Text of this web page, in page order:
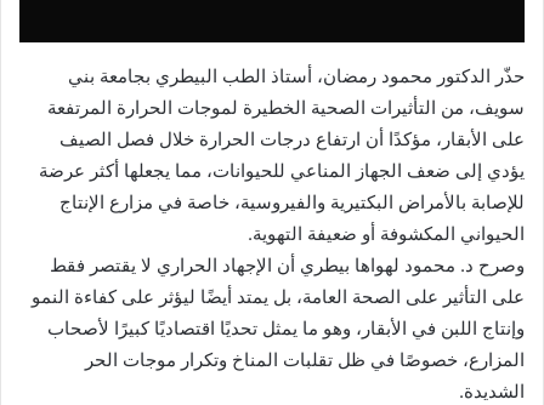
حذّر الدكتور محمود رمضان، أستاذ الطب البيطري بجامعة بني
سويف، من التأثيرات الصحية الخطيرة لموجات الحرارة المرتفعة
على الأبقار، مؤكدًا أن ارتفاع درجات الحرارة خلال فصل الصيف
يؤدي إلى ضعف الجهاز المناعي للحيوانات، مما يجعلها أكثر عرضة
للإصابة بالأمراض البكتيرية والفيروسية، خاصة في مزارع الإنتاج
الحيواني المكشوفة أو ضعيفة التهوية.
وصرح د. محمود لهواها بيطري أن الإجهاد الحراري لا يقتصر فقط
على التأثير على الصحة العامة، بل يمتد أيضًا ليؤثر على كفاءة النمو
وإنتاج اللبن في الأبقار، وهو ما يمثل تحديًا اقتصاديًا كبيرًا لأصحاب
المزارع، خصوصًا في ظل تقلبات المناخ وتكرار موجات الحر
الشديدة.